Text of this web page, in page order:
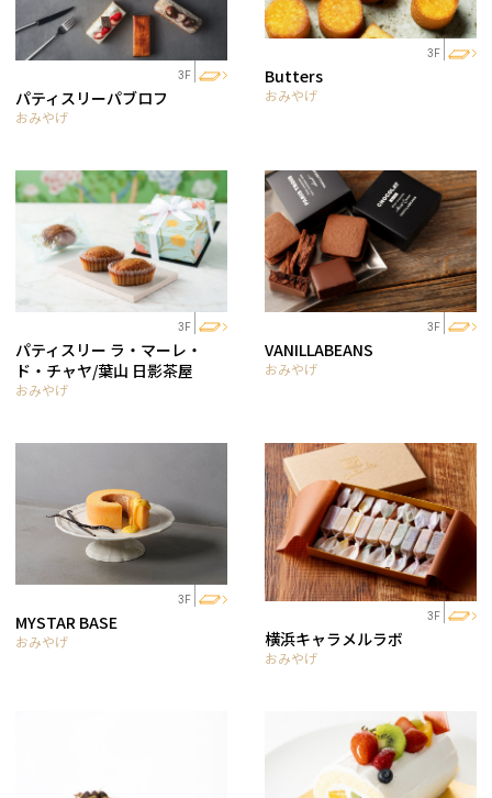
3F
パティスリーパブロフ
おみやげ
3F
Butters
おみやげ
3F
パティスリー ラ・マーレ・
ド・チャヤ/葉山 日影茶屋
おみやげ
3F
VANILLABEANS
おみやげ
3F
MYSTAR BASE
おみやげ
3F
横浜キャラメルラボ
おみやげ